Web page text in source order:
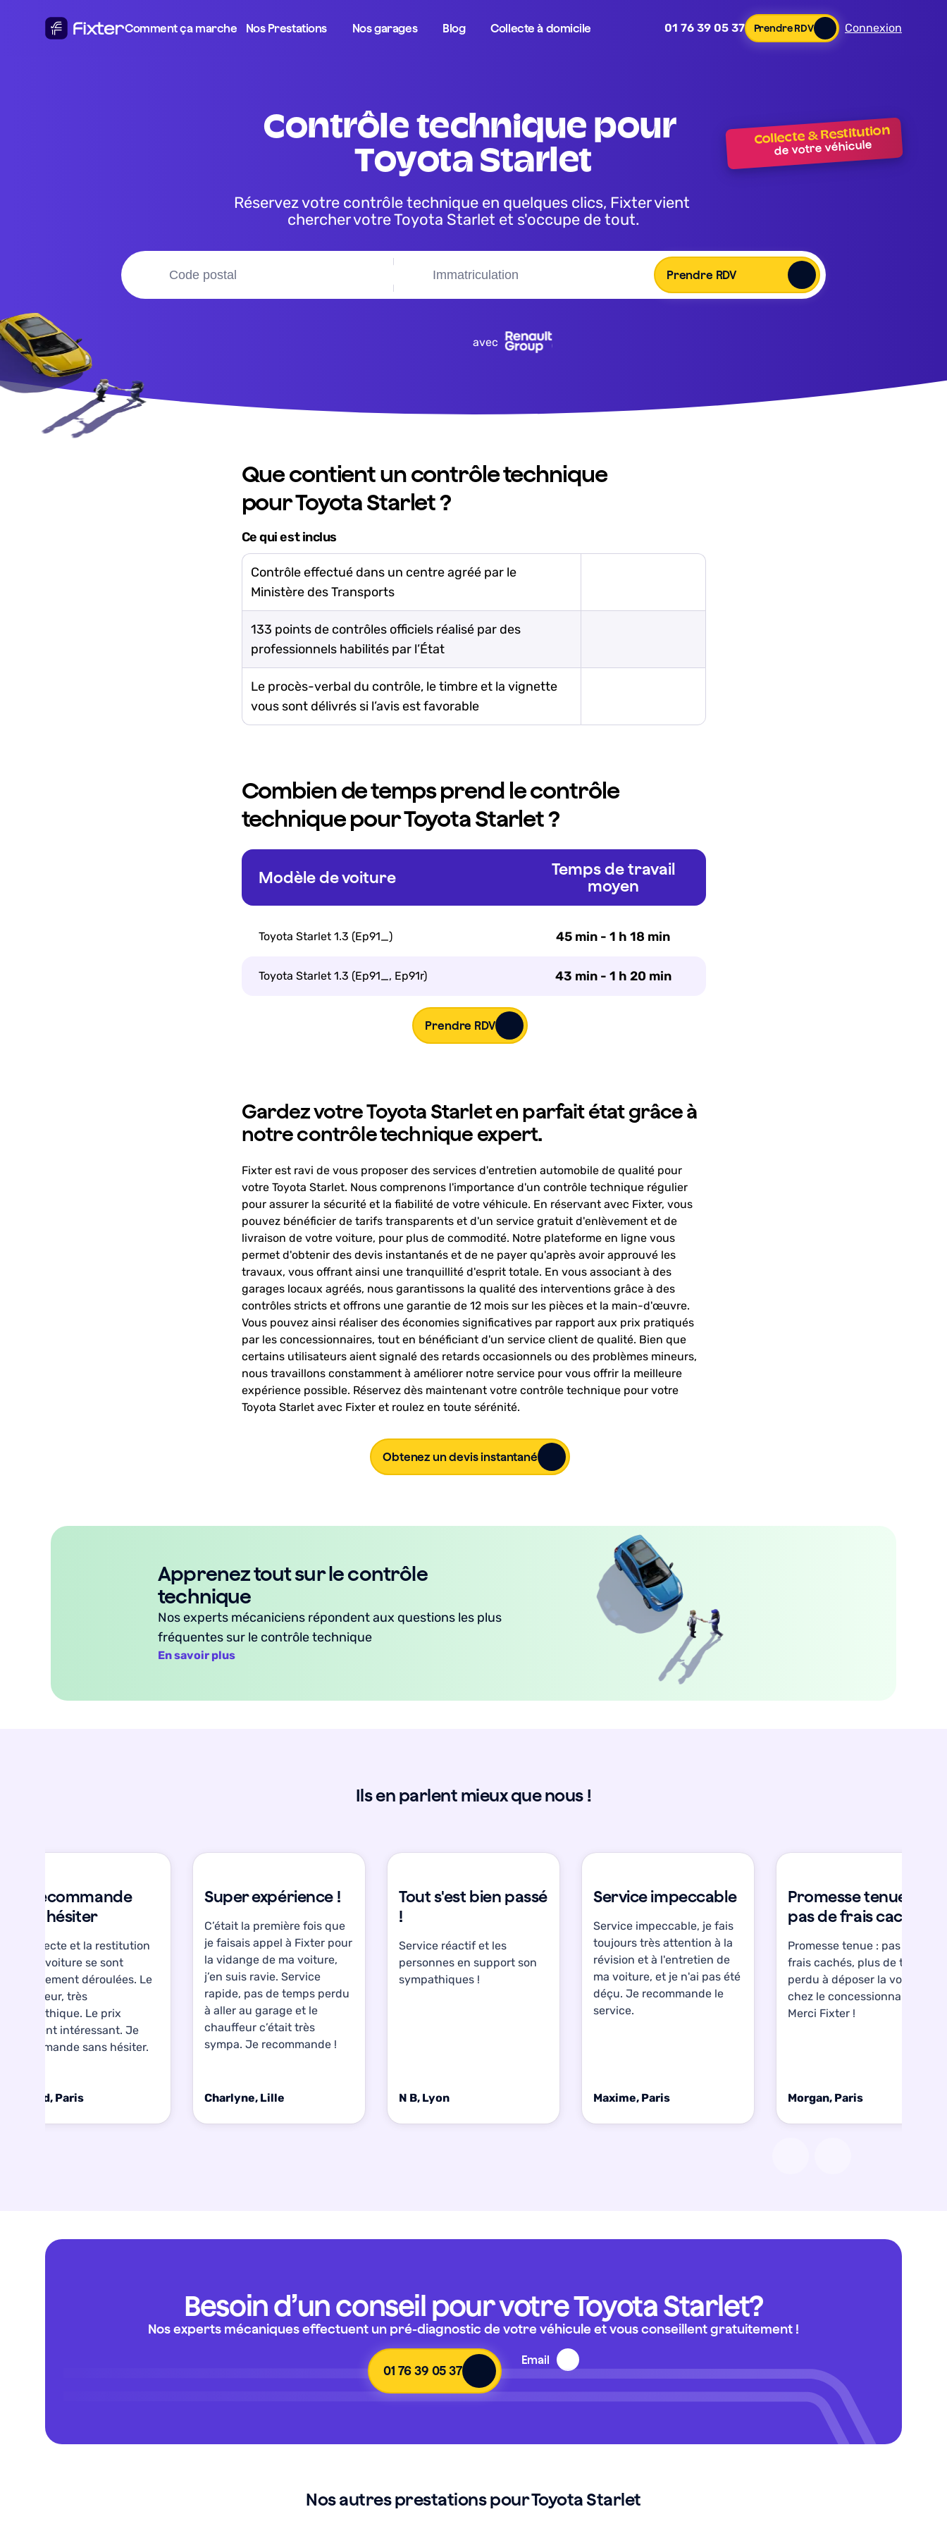
Nos Prestations Nos garages
Comment ça marche Blog Collecte à domicile 01 76 39 05 37 Prendre RDV Connexion
contrôle technique pour
Toyota Starlet
Réservez votre contrôle technique en quelques clics, Fixter vient
chercher votre Toyota Starlet et s'occupe de tout.
Collecte & Restitution
de votre véhicule
Prendre RDV
avec
Que contient un contrôle technique
pour Toyota Starlet ?
Ce qui est inclus
Contrôle effectué dans un centre agréé par le
Ministère des Transports
133 points de contrôles officiels réalisé par des
professionnels habilités par l’État
Le procès-verbal du contrôle, le timbre et la vignette
vous sont délivrés si l’avis est favorable
Combien de temps prend le contrôle
technique pour Toyota Starlet ?
Modèle de voiture
Temps de travail
moyen
Toyota Starlet 1.3 (Ep91_) 45 min - 1 h 18 min
Toyota Starlet 1.3 (Ep91_, Ep91r) 43 min - 1 h 20 min
Prendre RDV
Gardez votre Toyota Starlet en parfait état grâce à
notre contrôle technique expert.
Fixter est ravi de vous proposer des services d'entretien automobile de qualité pour
votre Toyota Starlet. Nous comprenons l'importance d'un contrôle technique régulier
pour assurer la sécurité et la fiabilité de votre véhicule. En réservant avec Fixter, vous
pouvez bénéficier de tarifs transparents et d'un service gratuit d'enlèvement et de
livraison de votre voiture, pour plus de commodité. Notre plateforme en ligne vous
permet d'obtenir des devis instantanés et de ne payer qu'après avoir approuvé les
travaux, vous offrant ainsi une tranquillité d'esprit totale. En vous associant à des
garages locaux agréés, nous garantissons la qualité des interventions grâce à des
contrôles stricts et offrons une garantie de 12 mois sur les pièces et la main-d'œuvre.
Vous pouvez ainsi réaliser des économies significatives par rapport aux prix pratiqués
par les concessionnaires, tout en bénéficiant d'un service client de qualité. Bien que
certains utilisateurs aient signalé des retards occasionnels ou des problèmes mineurs,
nous travaillons constamment à améliorer notre service pour vous offrir la meilleure
expérience possible. Réservez dès maintenant votre contrôle technique pour votre
Toyota Starlet avec Fixter et roulez en toute sérénité.
Obtenez un devis instantané
Apprenez tout sur le contrôle
technique
Nos experts mécaniciens répondent aux questions les plus
fréquentes sur le contrôle technique
En savoir plus
Ils en parlent mieux que nous !
Je recommande
sans hésiter
La collecte et la restitution
de ma voiture se sont
parfaitement déroulées. Le
chauffeur, très
sympathique. Le prix
vraiment intéressant. Je
recommande sans hésiter.
Arnaud, Paris
Super expérience !
C’était la première fois que
je faisais appel à Fixter pour
la vidange de ma voiture,
j’en suis ravie. Service
rapide, pas de temps perdu
à aller au garage et le
chauffeur c’était très
sympa. Je recommande !
Charlyne, Lille
Tout s'est bien passé
!
Service réactif et les
personnes en support son
sympathiques !
N B, Lyon
Service impeccable
Service impeccable, je fais
toujours très attention à la
révision et à l'entretien de
ma voiture, et je n'ai pas été
déçu. Je recommande le
service.
Maxime, Paris
Promesse tenue :
pas de frais cachés
Promesse tenue : pas de
frais cachés, plus de temps
perdu à déposer la voiture
chez le concessionnaire.
Merci Fixter !
Morgan, Paris
Besoin d’un conseil pour votreToyotaStarlet?
Nos experts mécaniques effectuent un pré-diagnostic de votre véhicule et vous conseillent gratuitement !
01 76 39 05 37
Email
Nos autres prestations pour Toyota Starlet